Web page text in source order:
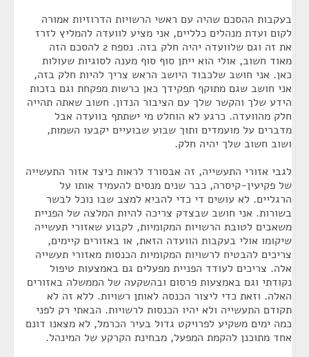
בעקבות ההסכם שהיה עם ראשי הרשויות הדרוזיות אמורה
לקום ועדת מנהלים כלליים, אני מציע לוועדה להמליץ לזרז
את זה וגם שלוועדה יהיה חלק בזה. נספח 2 להסכם הזה
מאוד חשוב, אולי הוא ייתן סוף סוף מענה לסוגיות שעולות
כאן. אני חושב שלכבוד היושב הראש צריך להיות חלק בזה,
אני חושב שגם מתוקף תפקידך כאן כרשות מפקחת וגם בזכות
הידע שלך והקשר שלך עם הציבור הנדון. חשוב שאתה תהייה
חלק מהוועדה. כרגע לא הוחלט מי ישתתף בוועדה אבל
מדברים על מועמדים ותוך שבוע שבועיים יקבעו השמות,
ושוב חשוב שלך יהיה חלק.
לגבי אזורי התעשייה, זה אבסורד לראות כיצד אזור התעשייה
של פקיעין-קיסרה, כבר שנים מנסים להעמיד אותו על
הרגליים. לא עושים די כדי להביא למצב שבו נוכל לבשר
בשורות. אני חושב שבצדק צריכה להיות המלצה של הפניית
משאבים לטובת הרשויות המקומיות, לקבוע שאזורי תעשייה
שיקומו אולי בעקבות הוועדה הזאת, או באזורים קיימים,
צריכים להבטיח לרשויות המקומיות הכנסות מאזורי תעשייה
אלה. צריכים לעודד הפניית מפעלים גם באמצעות טיפול
נקודתי וגם באמצעות פרסום ובהשקעה של הממשלה באזורים
האלה. וזאת כדי ליצור הכנסה לאותן רשויות. ללא זה לא
תקודם התעשייה ולא יהיו הכנסות לרשויות. הבאתי רק לפני
כמה ימים משקיע לפרויקט גדול בעיר הכרמל, לא מצאנו דונם
אחד מתוכנן להקמת המפעל, מבחינת הקרקע של המינהל.